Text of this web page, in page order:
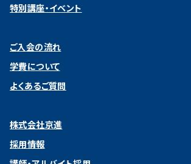
特別講座・イベント
ご入会の流れ
学費について
よくあるご質問
株式会社京進
採用情報